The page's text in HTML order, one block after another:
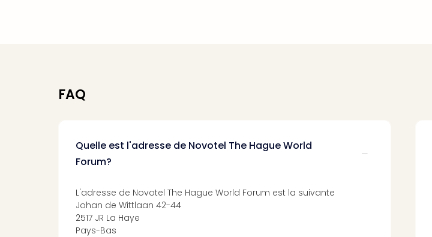
FAQ
Quelle est l'adresse de Novotel The Hague World
Forum?
L'adresse de Novotel The Hague World Forum est la suivante
Johan de Wittlaan 42-44
2517 JR La Haye
Pays-Bas